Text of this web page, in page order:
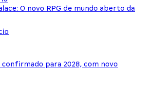
O novo RPG de mundo aberto da
para 2028, com novo